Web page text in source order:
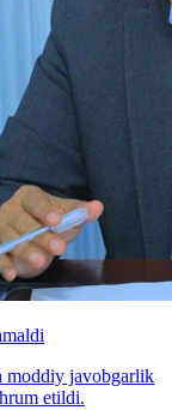
moddiy javobgarlik
etildi.